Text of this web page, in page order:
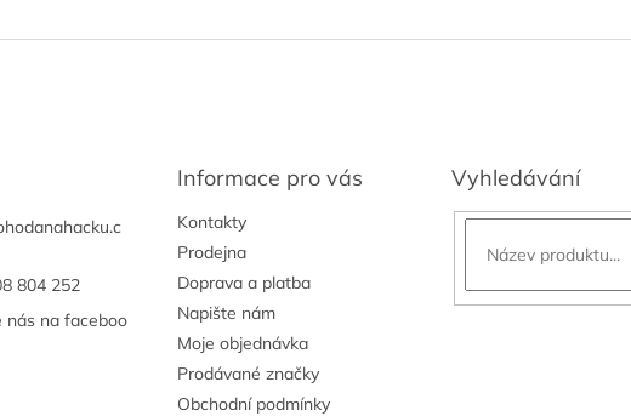
804 252
nás na faceboo
Informace pro vás
Kontakty
Prodejna
Doprava a platba
Napište nám
Moje objednávka
Prodávané značky
Obchodní podmínky
Vyhledávání